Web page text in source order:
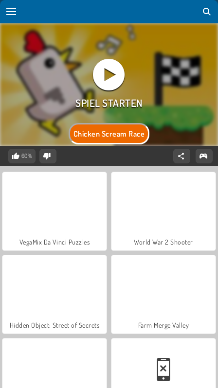
Chicken Scream Race
60%
VegaMix Da Vinci Puzzles World War 2 Shooter
Hidden Object: Street of Secrets Farm Merge Valley